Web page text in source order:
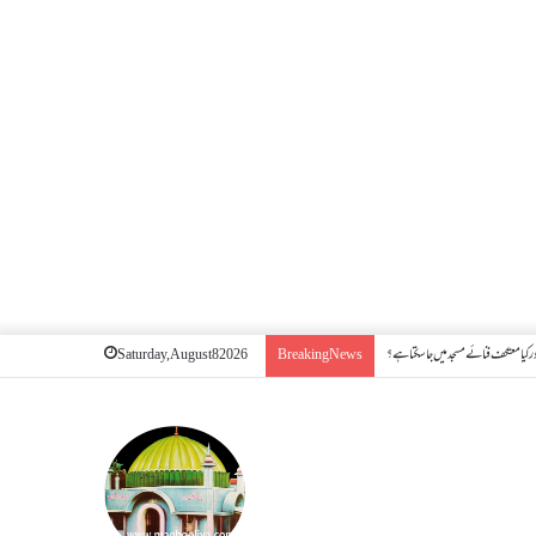
Saturday, August 8 2026 Breaking News معتکف فنائے مسجد میں جا سکتا ہے؟